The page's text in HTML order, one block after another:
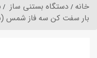
خانه دستگاه بستنی ساز
بار سفت کن سه فاز شمس (با